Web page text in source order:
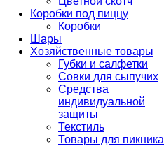
Коробки под пиццу
Коробки
Шары
Хозяйственные товары
Губки и салфетки
Совки для сыпучих
Средства
индивидуальной
защиты
Текстиль
Товары для пикника